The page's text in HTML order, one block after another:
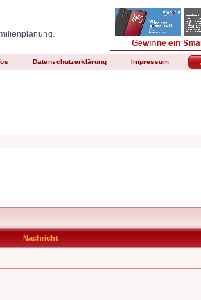
Datenschutzerklärung Impressum
Nachricht